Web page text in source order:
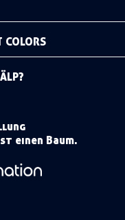
COLORS
einen Baum.